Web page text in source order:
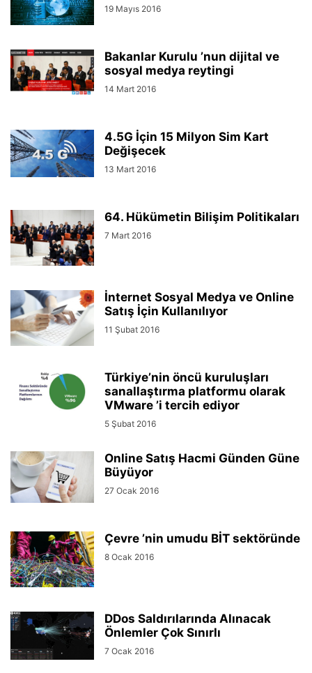
19 Mayıs 2016
Bakanlar Kurulu ’nun dijital ve
sosyal medya reytingi
14 Mart 2016
4.5G İçin 15 Milyon Sim Kart
Değişecek
13 Mart 2016
64. Hükümetin Bilişim Politikaları
7 Mart 2016
İnternet Sosyal Medya ve Online
Satış İçin Kullanılıyor
11 Şubat 2016
Türkiye’nin öncü kuruluşları
sanallaştırma platformu olarak
VMware ’i tercih ediyor
5 Şubat 2016
Online Satış Hacmi Günden Güne
Büyüyor
27 Ocak 2016
Çevre ’nin umudu BİT sektöründe
8 Ocak 2016
DDos Saldırılarında Alınacak
Önlemler Çok Sınırlı
7 Ocak 2016